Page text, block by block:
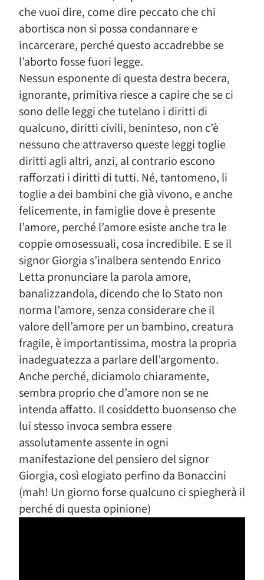
che vuoi dire, come dire peccato che chi
abortisca non si possa condannare e
incarcerare, perché questo accadrebbe se
l’aborto fosse fuori legge.
Nessun esponente di questa destra becera,
ignorante, primitiva riesce a capire che se ci
sono delle leggi che tutelano i diritti di
qualcuno, diritti civili, beninteso, non c’è
nessuno che attraverso queste leggi toglie
diritti agli altri, anzi, al contrario escono
rafforzati i diritti di tutti. Né, tantomeno, li
toglie a dei bambini che già vivono, e anche
felicemente, in famiglie dove è presente
l’amore, perché l’amore esiste anche tra le
coppie omosessuali, cosa incredibile. E se il
signor Giorgia s’inalbera sentendo Enrico
Letta pronunciare la parola amore,
banalizzandola, dicendo che lo Stato non
norma l’amore, senza considerare che il
valore dell’amore per un bambino, creatura
fragile, è importantissima, mostra la propria
inadeguatezza a parlare dell’argomento.
Anche perché, diciamolo chiaramente,
sembra proprio che d’amore non se ne
intenda affatto. Il cosiddetto buonsenso che
lui stesso invoca sembra essere
assolutamente assente in ogni
manifestazione del pensiero del signor
Giorgia, così elogiato perfino da Bonaccini
(mah! Un giorno forse qualcuno ci spiegherà il
perché di questa opinione)